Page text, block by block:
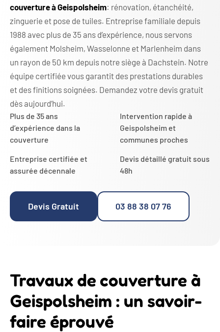
couverture à Geispolsheim: rénovation, étanchéité,
zinguerie et pose de tuiles. Entreprise familiale depuis
1988 avec plus de 35 ans d’expérience, nous servons
également Molsheim, Wasselonne et Marlenheim dans
un rayon de 50 km depuis notre siège à Dachstein. Notre
équipe certifiée vous garantit des prestations durables
et des finitions soignées. Demandez votre devis gratuit
dès aujourd’hui.
Plus de 35 ans
d’expérience dans la
couverture
Intervention rapide à
Geispolsheim et
communes proches
Entreprise certifiée et
assurée décennale
Devis détaillé gratuit sous
48h
Devis Gratuit 03 88 38 07 76
Travaux de couverture à
Geispolsheim : un savoir-
faire éprouvé